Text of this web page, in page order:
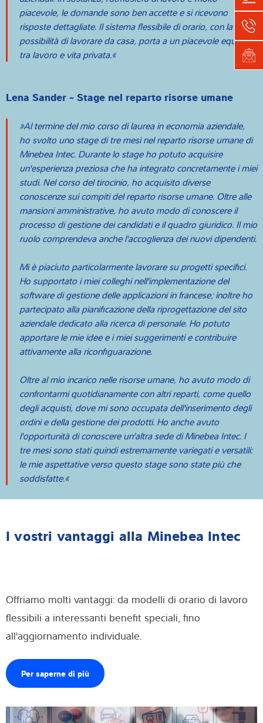
piacevole, le domande sono ben accette e si ricevono
risposte dettagliate. Il sistema flessibile di orario, con la
possibilità di lavorare da casa, porta a un piacevole equilibrio
tra lavoro e vita privata.
Lena Sander - Stage nel reparto risorse umane
Al termine del mio corso di laurea in economia aziendale,
ho svolto uno stage di tre mesi nel reparto risorse umane di
Minebea Intec. Durante lo stage ho potuto acquisire
un'esperienza preziosa che ha integrato concretamente i miei
studi. Nel corso del tirocinio, ho acquisito diverse
conoscenze sui compiti del reparto risorse umane. Oltre alle
mansioni amministrative, ho avuto modo di conoscere il
processo di gestione dei candidati e il quadro giuridico. Il mio
ruolo comprendeva anche l'accoglienza dei nuovi dipendenti.
Mi è piaciuto particolarmente lavorare su progetti specifici.
Ho supportato i miei colleghi nell'implementazione del
software di gestione delle applicazioni in francese; inoltre ho
partecipato alla pianificazione della riprogettazione del sito
aziendale dedicato alla ricerca di personale. Ho potuto
apportare le mie idee e i miei suggerimenti e contribuire
attivamente alla riconfiguarazione.
Oltre al mio incarico nelle risorse umane, ho avuto modo di
confrontarmi quotidianamente con altri reparti, come quello
degli acquisti, dove mi sono occupata dell'inserimento degli
ordini e della gestione dei prodotti. Ho anche avuto
l'opportunità di conoscere un'altra sede di Minebea Intec. I
tre mesi sono stati quindi estremamente variegati e versatili:
le mie aspettative verso questo stage sono state più che
soddisfatte.
I vostri vantaggi alla Minebea Intec
Offriamo molti vantaggi: da modelli di orario di lavoro
flessibili a interessanti benefit speciali, fino
all'aggiornamento individuale.
Per saperne di più